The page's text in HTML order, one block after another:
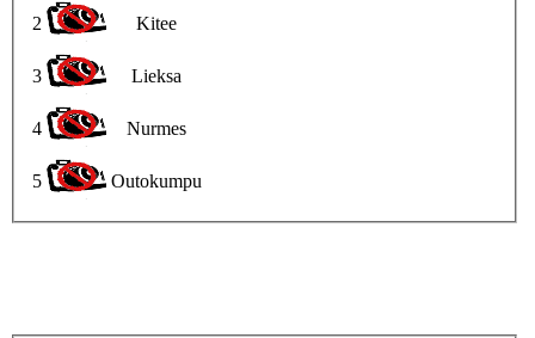
2 Kitee
3 Lieksa
4 Nurmes
5 Outokumpu